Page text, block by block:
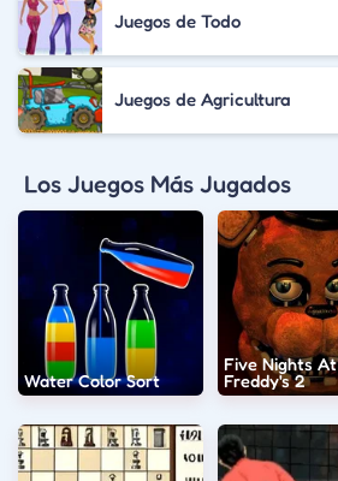
Juegos de Todo
Juegos de Agricultura
Los Juegos Más Jugados
Water Color Sort
Five Nights At
Freddy's 2